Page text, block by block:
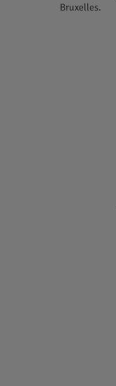
Bruxelles.